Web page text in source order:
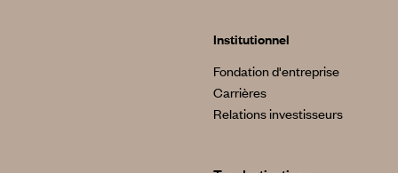
Institutionnel
Fondation d'entreprise
Carrières
Relations investisseurs